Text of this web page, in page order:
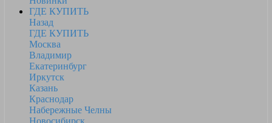
ГДЕ КУПИТЬ
Назад
ГДЕ КУПИТЬ
Москва
Владимир
Екатеринбург
Иркутск
Казань
Краснодар
Набережные Челны
Новосибирск